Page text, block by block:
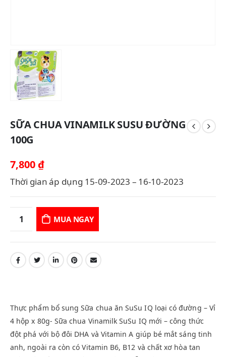
SỮA CHUA VINAMILK SUSU ĐƯỜNG
100G
7,800 ₫
Thời gian áp dụng 15-09-2023 – 16-10-2023
MUA NGAY
Thực phẩm bổ sung Sữa chua ăn SuSu IQ loại có đường – Vỉ
4 hộp x 80g- Sữa chua Vinamilk SuSu IQ mới – công thức
đột phá với bộ đôi DHA và Vitamin A giúp bé mắt sáng tinh
anh, ngoài ra còn có Vitamin B6, B12 và chất xơ hòa tan